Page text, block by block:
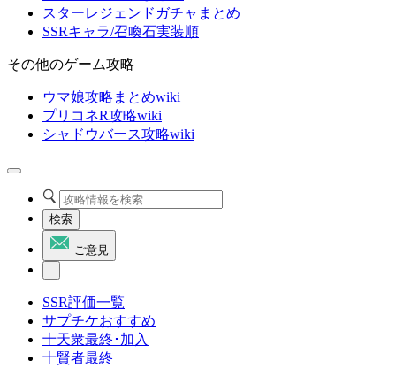
スターレジェンドガチャまとめ
SSRキャラ/召喚石実装順
その他のゲーム攻略
ウマ娘攻略まとめwiki
プリコネR攻略wiki
シャドウバース攻略wiki
検索
ご意見
SSR評価一覧
サプチケおすすめ
十天衆最終･加入
十賢者最終